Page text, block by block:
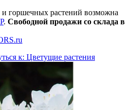
и горшечных растений возможна
. Свободной продажи со склада в
к: Цветущие растения